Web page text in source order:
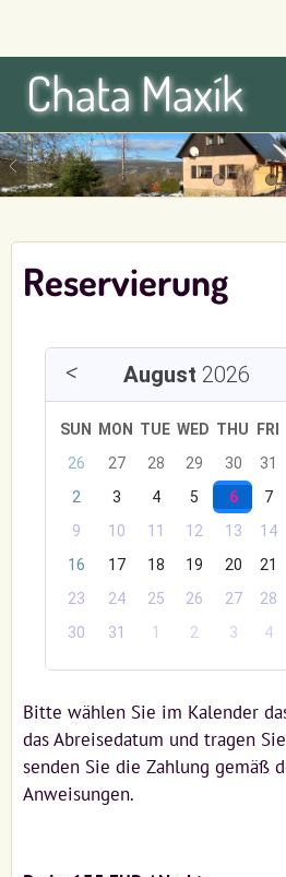
Chata Maxík
Reservierung
Bitte wählen Sie im Kalender
das Abreisedatum und tragen
senden Sie die Zahlung gemäß
Anweisungen.